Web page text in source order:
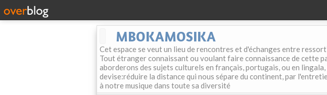
MBOKAMOSIKA
Cet espace se veut un lieu de rencontres et d'échanges entre
Tout étranger connaissant ou voulant faire connaissance de cette
aborderons des sujets culturels en français, portugais, ou en
devise:réduire la distance qui nous sépare du continent, par
à notre musique dans toute sa diversité